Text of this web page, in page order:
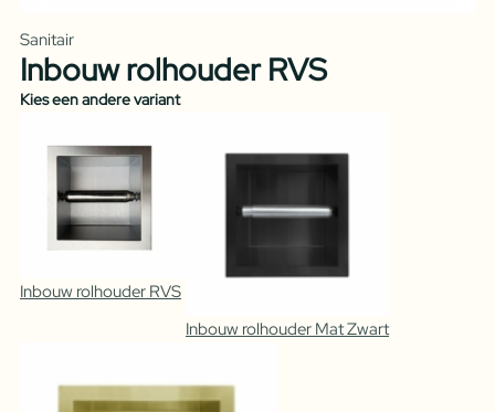
Sanitair
Inbouw rolhouder RVS
Kies een andere variant
Inbouw rolhouder RVS
Inbouw rolhouder Mat Zwart